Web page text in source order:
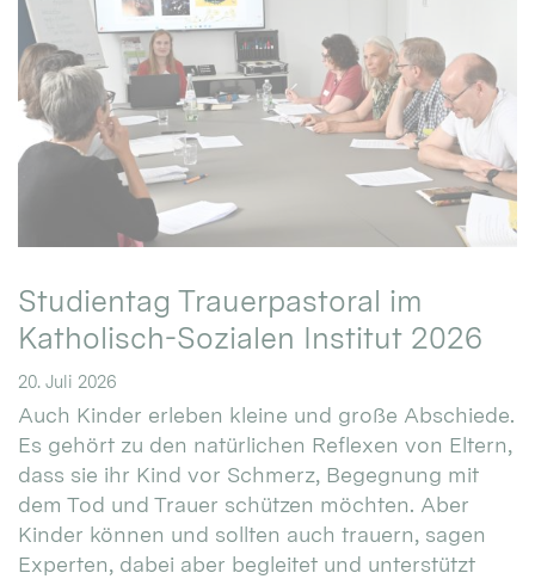
Studientag Trauerpastoral im
Katholisch-Sozialen Institut 2026
20. Juli 2026
Auch Kinder erleben kleine und große Abschiede.
Es gehört zu den natürlichen Reflexen von Eltern,
dass sie ihr Kind vor Schmerz, Begegnung mit
dem Tod und Trauer schützen möchten. Aber
Kinder können und sollten auch trauern, sagen
Experten, dabei aber begleitet und unterstützt